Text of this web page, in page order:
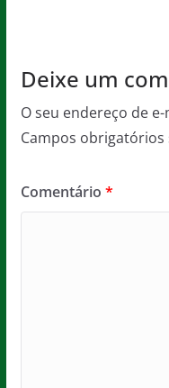
Deixe um
O seu endereço de
Campos
Comentário *